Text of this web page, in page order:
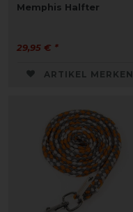
Memphis Halfter
29,95 € *
ARTIKEL MERKEN